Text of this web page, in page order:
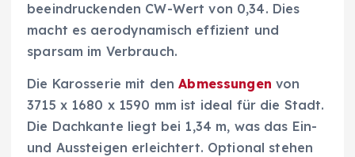
beeindruckenden CW-Wert von 0,34. Dies
macht es aerodynamisch effizient und
sparsam im Verbrauch.
Die Karosserie mit denAbmessungen von
3715 x 1680 x 1590 mm ist ideal für die Stadt.
Die Dachkante liegt bei 1,34 m, was das Ein-
und Aussteigen erleichtert. Optional stehen